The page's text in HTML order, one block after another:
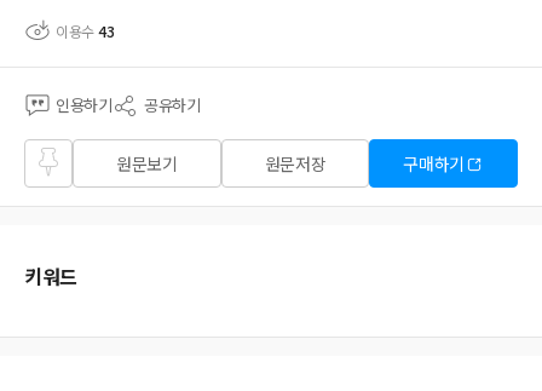
이용수43
인용하기 공유하기
즐겨
찾기
원문보기 원문저장 구매하기
키워드